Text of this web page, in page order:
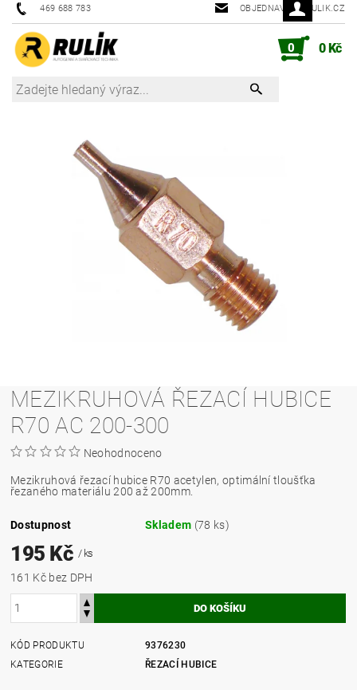
469 688 783 OBJEDNAVKY@RULIK.CZ
0 0 Kč
MEZIKRUHOVÁ ŘEZACÍ HUBICE
R70 AC 200-300
Neohodnoceno
Mezikruhová řezací hubice R70 acetylen, optimální tloušťka
řezaného materiálu 200 až 200mm.
Dostupnost Skladem (78 ks)
195 Kč / ks
161 Kč bez DPH
KÓD PRODUKTU
9376230
KATEGORIE
ŘEZACÍ HUBICE